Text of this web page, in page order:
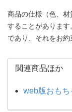
商品の仕様（色、
することがありま
であり、それをお約
関連商品ほか
web版おも